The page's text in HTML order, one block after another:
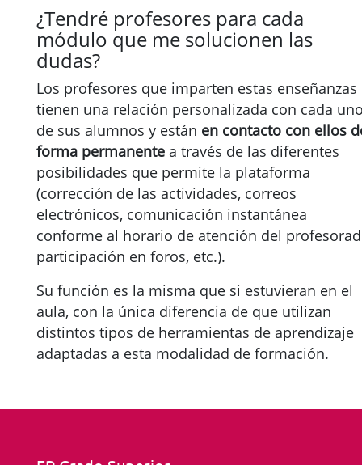
¿Tendré profesores para cada
módulo que me solucionen las
dudas?
Los profesores que imparten estas enseñanzas
tienen una relación personalizada con cada
de sus alumnos y están en contacto con ellos
forma permanente a través de las diferentes
posibilidades que permite la plataforma
(corrección de las actividades, correos
electrónicos, comunicación instantánea
conforme al horario de atención del
participación en foros, etc.).
Su función es la misma que si estuvieran en el
aula, con la única diferencia de que utilizan
distintos tipos de herramientas de aprendizaje
adaptadas a esta modalidad de formación.